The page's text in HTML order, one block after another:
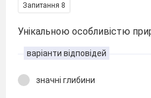
Запитання 8
Унікальною особливістю
варіанти відповідей
значні глибини